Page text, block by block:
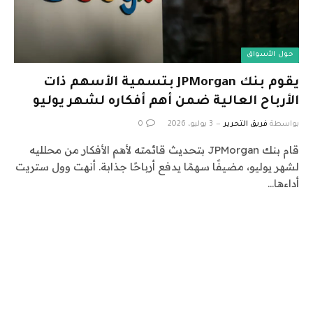
حول الأسواق
يقوم بنك JPMorgan بتسمية الأسهم ذات
الأرباح العالية ضمن أهم أفكاره لشهر يوليو
بواسطة فريق التحرير 3 يوليو، 2026 0
قام بنك JPMorgan بتحديث قائمته لأهم الأفكار من محلليه
لشهر يوليو، مضيفًا سهمًا يدفع أرباحًا جذابة. أنهت وول ستريت
أداءها…